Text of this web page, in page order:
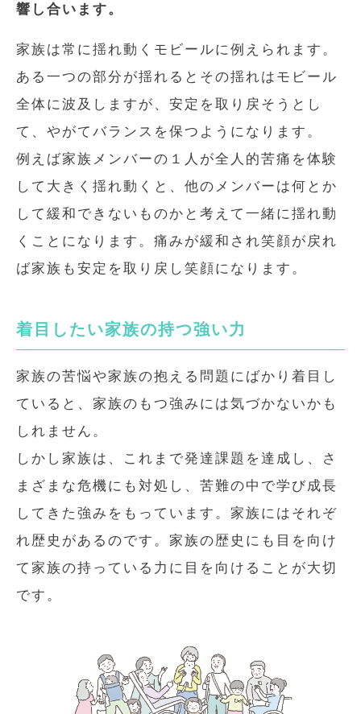
響し合います。
家族は常に揺れ動くモビールに例えられます。
ある一つの部分が揺れるとその揺れはモビール
全体に波及しますが、安定を取り戻そうとし
て、やがてバランスを保つようになります。
例えば家族メンバーの１人が全人的苦痛を体験
して大きく揺れ動くと、他のメンバーは何とか
して緩和できないものかと考えて一緒に揺れ動
くことになります。痛みが緩和され笑顔が戻れ
ば家族も安定を取り戻し笑顔になります。
着目したい家族の持つ強い力
家族の苦悩や家族の抱える問題にばかり着目し
ていると、家族のもつ強みには気づかないかも
しれません。
しかし家族は、これまで発達課題を達成し、さ
まざまな危機にも対処し、苦難の中で学び成長
してきた強みをもっています。家族にはそれぞ
れ歴史があるのです。家族の歴史にも目を向け
て家族の持っている力に目を向けることが大切
です。